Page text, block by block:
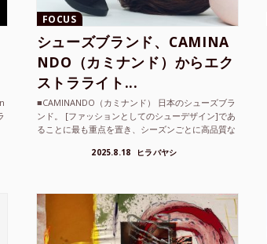
NDO（カミナンド）からエク
ストラライト...
■CAMINANDO（カミナンド） 日本のシューズブラ
ンド。 [ファッションとしてのシューデザイン]であ
ることに最も重点を置き、シーズンごとに高品質な
素材を厳選し、伝統的な靴作りの技術を今でも持つ
メキ...
2025.8.18 ヒラバヤシ